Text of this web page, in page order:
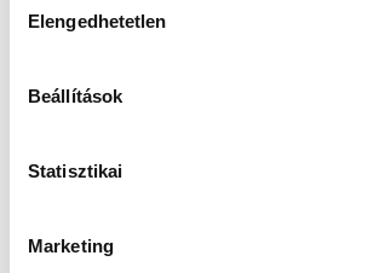
kiválasztása
Elengedhetetlen
Beállítások
Statisztikai
Marketing